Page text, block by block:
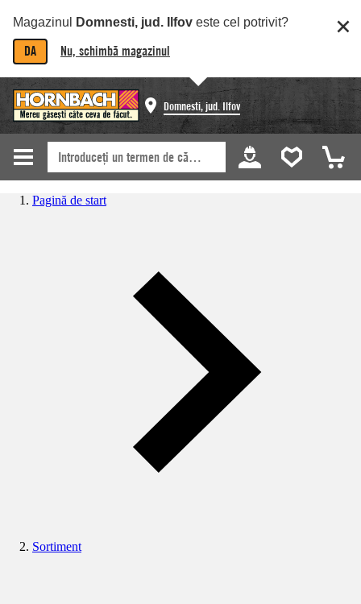
Magazinul Domnesti, jud. Ilfov este cel potrivit?
DA Nu, schimbă magazinul
Domnesti, jud. Ilfov
Pagină de start
Sortiment